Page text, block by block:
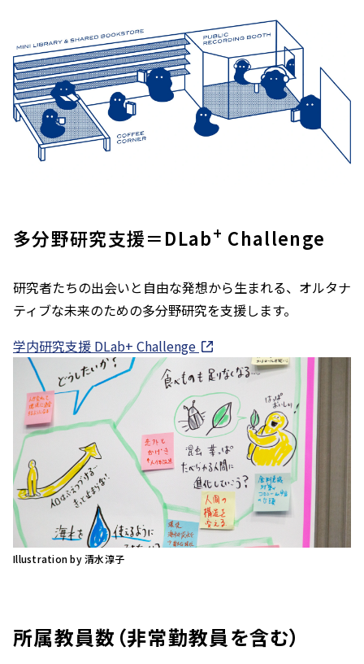
多分野研究支援＝DLab+ Challenge
研究者たちの出会いと自由な発想から生まれる、オルタナ
ティブな未来のための多分野研究を支援します。
学内研究支援 DLab+ Challenge
Illustration by 清水淳子
所属教員数（非常勤教員を含む）